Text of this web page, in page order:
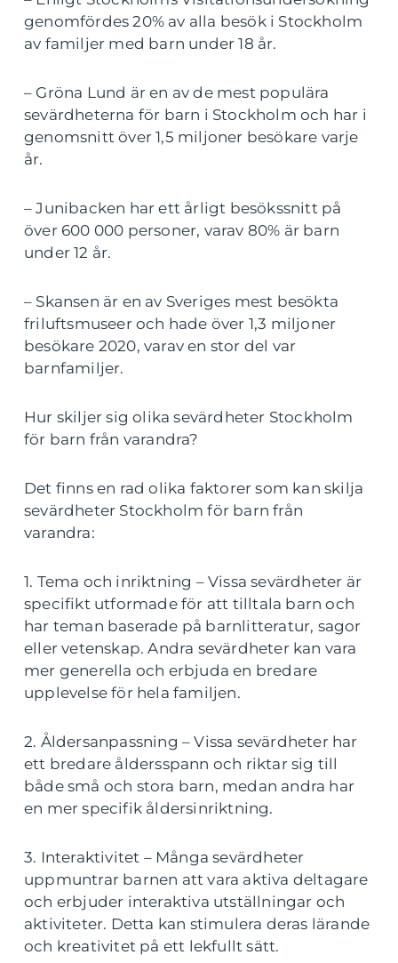
genomfördes 20% av alla besök i Stockholm
av familjer med barn under 18 år.
– Gröna Lund är en av de mest populära
sevärdheterna för barn i Stockholm och har i
genomsnitt över 1,5 miljoner besökare varje
år.
– Junibacken har ett årligt besökssnitt på
över 600 000 personer, varav 80% är barn
under 12 år.
– Skansen är en av Sveriges mest besökta
friluftsmuseer och hade över 1,3 miljoner
besökare 2020, varav en stor del var
barnfamiljer.
Hur skiljer sig olika sevärdheter Stockholm
för barn från varandra?
Det finns en rad olika faktorer som kan skilja
sevärdheter Stockholm för barn från
varandra:
1. Tema och inriktning – Vissa sevärdheter är
specifikt utformade för att tilltala barn och
har teman baserade på barnlitteratur, sagor
eller vetenskap. Andra sevärdheter kan vara
mer generella och erbjuda en bredare
upplevelse för hela familjen.
2. Åldersanpassning – Vissa sevärdheter har
ett bredare åldersspann och riktar sig till
både små och stora barn, medan andra har
en mer specifik åldersinriktning.
3. Interaktivitet – Många sevärdheter
uppmuntrar barnen att vara aktiva deltagare
och erbjuder interaktiva utställningar och
aktiviteter. Detta kan stimulera deras lärande
och kreativitet på ett lekfullt sätt.